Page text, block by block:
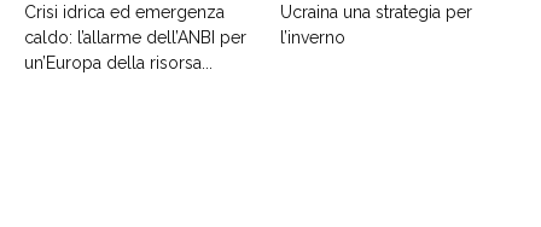
Crisi idrica ed emergenza
caldo: l’allarme dell’ANBI per
un’Europa della risorsa...
Ucraina una strategia per
l’inverno